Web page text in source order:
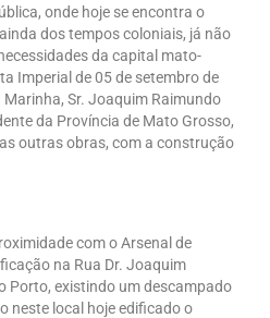
Padrão Sindsppen
Sistema Penitenciário
pelo Sindicato dos
de Mato Grosso
onde hoje se encontra o
dos tempos coloniais, já não
da capital mato-
Imperial de 05 de setembro de
Marinha, Sr. Joaquim Raimundo
da Província de Mato Grosso,
outras obras, com a construção
com o Arsenal de
na Rua Dr. Joaquim
Porto, existindo um descampado
neste local hoje edificado o